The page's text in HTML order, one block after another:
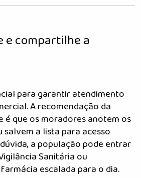
compartilhe a
para garantir atendimento
A recomendação da
é que os moradores anotem os
salvem a lista para acesso
a população pode entrar
Sanitária ou
escalada para o dia.